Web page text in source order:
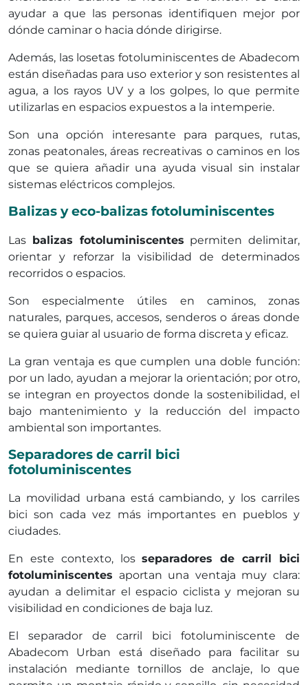
ayudar a que las personas identifiquen mejor por
dónde caminar o hacia dónde dirigirse.
Además, las losetas fotoluminiscentes de Abadecom
están diseñadas para uso exterior y son resistentes al
agua, a los rayos UV y a los golpes, lo que permite
utilizarlas en espacios expuestos a la intemperie.
Son una opción interesante para parques, rutas,
zonas peatonales, áreas recreativas o caminos en los
que se quiera añadir una ayuda visual sin instalar
sistemas eléctricos complejos.
Balizas y eco-balizas fotoluminiscentes
Las balizas fotoluminiscentes permiten delimitar,
orientar y reforzar la visibilidad de determinados
recorridos o espacios.
Son especialmente útiles en caminos, zonas
naturales, parques, accesos, senderos o áreas donde
se quiera guiar al usuario de forma discreta y eficaz.
La gran ventaja es que cumplen una doble función:
por un lado, ayudan a mejorar la orientación; por otro,
se integran en proyectos donde la sostenibilidad, el
bajo mantenimiento y la reducción del impacto
ambiental son importantes.
Separadores de carril bici
fotoluminiscentes
La movilidad urbana está cambiando, y los carriles
bici son cada vez más importantes en pueblos y
ciudades.
En este contexto, losseparadores de carril bici
fotoluminiscentes aportan una ventaja muy clara:
ayudan a delimitar el espacio ciclista y mejoran su
visibilidad en condiciones de baja luz.
El separador de carril bici fotoluminiscente de
Abadecom Urban está diseñado para facilitar su
instalación mediante tornillos de anclaje, lo que